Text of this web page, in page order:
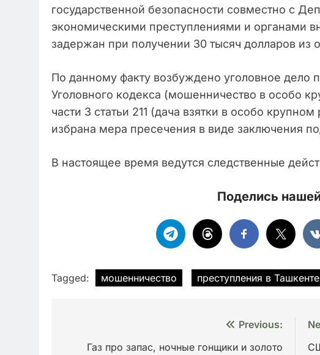
государственной безопасности совместно с
экономическими преступлениями и органами
задержан при получении 30 тысяч долларов из
По данному факту возбуждено уголовное дело
Уголовного кодекса (мошенничество в особо
части 3 статьи 211 (дача взятки в особо
избрана мера пресечения в виде заключения
В настоящее время ведутся следственные
Поделись
Tagged: мошенничество преступления в Ташкенте
Previous:
Газ про запас, ночные гонщики и золото